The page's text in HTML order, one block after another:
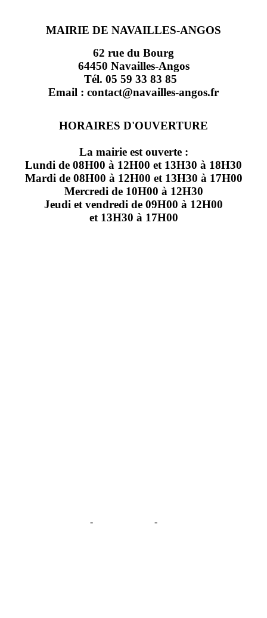
MAIRIE DE NAVAILLES-ANGOS
62 rue du Bourg
64450 Navailles-Angos
Tél. 05 59 33 83 85
Email : contact@navailles-angos.fr
HORAIRES D'OUVERTURE
La mairie est ouverte :
Lundi de 08H00 à 12H00 et 13H30 à 18H30
Mardi de 08H00 à 12H00 et 13H30 à 17H00
Mercredi de 10H00 à 12H30
Jeudi et vendredi de 09H00 à 12H00
et 13H30 à 17H00
- -